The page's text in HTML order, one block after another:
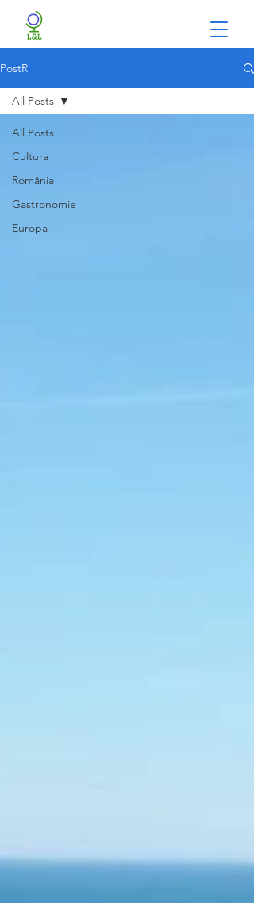
PostR
All Posts
Cultura
România
Gastronomie
Europa
All Posts